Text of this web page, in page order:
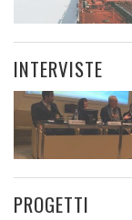
INTERVISTE
PROGETTI